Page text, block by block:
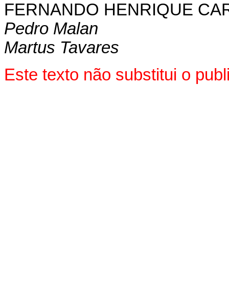
FERNANDO HENRIQUE
Pedro Malan
Martus Tavares
Este texto não substitui o